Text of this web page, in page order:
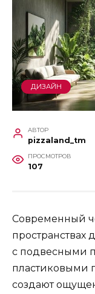
ДИЗАЙН
АВТОР
pizzaland_tm
ПРОСМОТРОВ
107
Современный
пространствах
с подвесными
пластиковыми
создают